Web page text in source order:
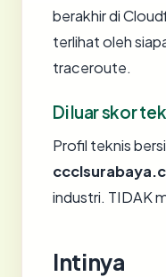
berakhir di
terlihat oleh
traceroute.
Di luar skor
Profil teknis
industri. TIDAK
Intinya